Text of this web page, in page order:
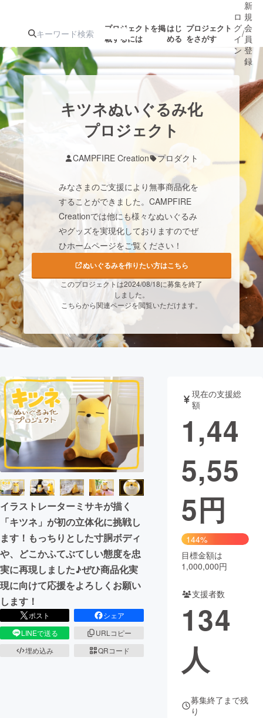
プロジェクトを掲
載するには
はじ
める
プロジェクト
をさがす
人気のプロ
ジェクト
注目のリ
ターン
注目の新着プロ
ジェクト
募集終了が近いプ
ロジェクト
もうすぐ公開
されます
アート・写真
テクノロジー・ガジェット ゲーム・
映像・映画 書籍・雑誌
ビジネス・起業 チャレンジ
まちづくり・地域活性化
CAMPFIRE for Social Good
CAMPFIREふるさと納税
ロ
グ
イ
ン
/
新
規
会
員
登
録
キツネぬいぐるみ化
プロジェクト
CAMPFIRE Creation プロダクト
みなさまのご支援により無事商品化を
することができました。CAMPFIRE
Creationでは他にも様々なぬいぐるみ
やグッズを実現化しておりますのでぜ
ひホームページをご覧ください！
ぬいぐるみを作りたい方はこちら
このプロジェクトは2024/08/18に募集を終了
しました。
こちらから関連ページを閲覧いただけます。
イラストレーターミサキが描く
「キツネ」が初の立体化に挑戦し
ます！もっちりとした寸胴ボディ
や、どこかふてぶてしい態度を忠
実に再現しました♪ぜひ商品化実
現に向けて応援をよろしくお願い
します！
ポスト
シェア
LINEで送る
URLコピー
埋め込み
QRコード
現在の支援総
額
1,44
5,55
5円
144%
目標金額は
1,000,000円
支援者数
134
人
募集終了まで残
り